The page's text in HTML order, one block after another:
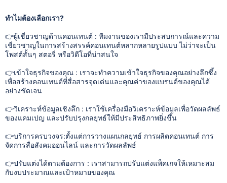
ทำไมต้องเลือกเรา?
👉ผู้เชี่ยวชาญด้านคอนเทนต์ : ทีมงานของเรามีประสบการณ์และความ
เชี่ยวชาญในการสร้างสรรค์คอนเทนต์หลากหลายรูปแบบ ไม่ว่าจะเป็น
โพสต์สั้นๆ สตอรี่ หรือวิดีโอที่น่าสนใจ
👉เข้าใจธุรกิจของคุณ : เราจะทำความเข้าใจธุรกิจของคุณอย่างลึกซึ้ง
เพื่อสร้างคอนเทนต์ที่สื่อสารจุดเด่นและคุณค่าของแบรนด์ของคุณได้
อย่างชัดเจน
👉วิเคราะห์ข้อมูลเชิงลึก : เราใช้เครื่องมือวิเคราะห์ข้อมูลเพื่อวัดผลลัพธ์
ของแคมเปญ และปรับปรุงกลยุทธ์ให้มีประสิทธิภาพยิ่งขึ้น
👉บริการครบวงจร:ตั้งแต่การวางแผนกลยุทธ์ การผลิตคอนเทนต์ การ
จัดการสื่อสังคมออนไลน์ และการวัดผลลัพธ์
👉ปรับแต่งได้ตามต้องการ : เราสามารถปรับแต่งแพ็คเกจให้เหมาะสม
กับงบประมาณและเป้าหมายของคุณ